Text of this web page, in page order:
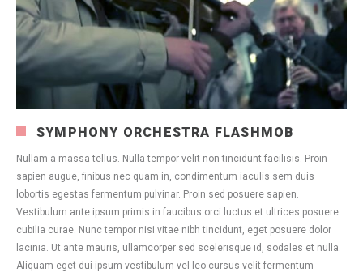
SYMPHONY ORCHESTRA FLASHMOB
Nullam a massa tellus. Nulla tempor velit non tincidunt facilisis. Proin
sapien augue, finibus nec quam in, condimentum iaculis sem duis
lobortis egestas fermentum pulvinar. Proin sed posuere sapien.
Vestibulum ante ipsum primis in faucibus orci luctus et ultrices posuere
cubilia curae. Nunc tempor nisi vitae nibh tincidunt, eget posuere dolor
lacinia. Ut ante mauris, ullamcorper sed scelerisque id, sodales et nulla.
Aliquam eget dui ipsum vestibulum vel leo cursus velit fermentum